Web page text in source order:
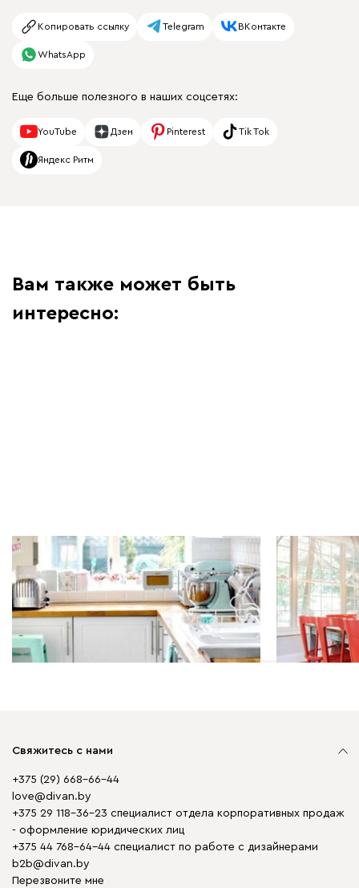
Копировать ссылку Telegram ВКонтакте
WhatsApp
Еще больше полезного в наших соцсетях:
YouTube Дзен Pinterest Tik Tok
Яндекс Ритм
Вам также может быть
интересно:
Мебель в интерьере | 02.05.2026
Как сделать стильную и
функциональную кухню
Мебель в
Советы по
Свяжитесь с нами
+375 (29) 668-66-44
love@divan.by
+375 29 118-36-23 специалист отдела корпоративных продаж
- оформление юридических лиц
+375 44 768-64-44 специалист по работе с дизайнерами
b2b@divan.by
Перезвоните мне